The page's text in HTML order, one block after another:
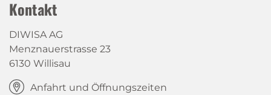
Kontakt
DIWISA AG
Menznauerstrasse 23
6130 Willisau
Anfahrt und Öffnungszeiten